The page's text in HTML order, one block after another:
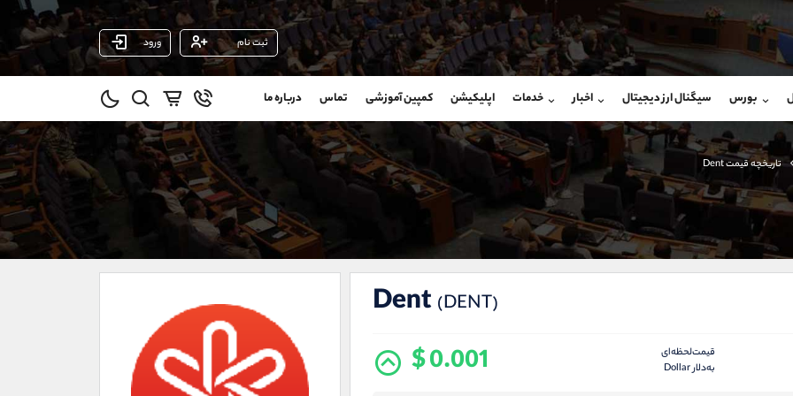
ثبت نام ورود
بورس سیگنال ارز دیجیتال اخبار خدمات اپلیکیشن کمپین آموزشی تماس درباره ما
تاریخچه قیمت Dent
Dent (DENT)
قیمت‌لحظه‌ای
به‌دلار Dollar
$ 0.001
شروع گفتگو
@Armteam_admin_104
104
شروع گفتگو
@Armteam_admin_33
داخلی 118
(ایمان پوراسماعیلی)
09927779040
واتساپ شروع گفتگو
تلگرام @Armteam_admin_por
021-22021030
021-22021040
@alireza.mehrabii
@alirezamehrabi_com
@alirezamehrabi_official